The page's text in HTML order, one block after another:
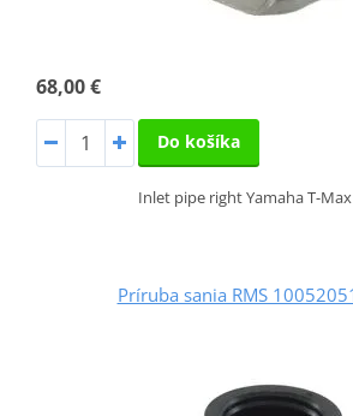
68,00 €
Do košíka
Inlet pipe right Yamaha T-Max
Príruba sania RMS